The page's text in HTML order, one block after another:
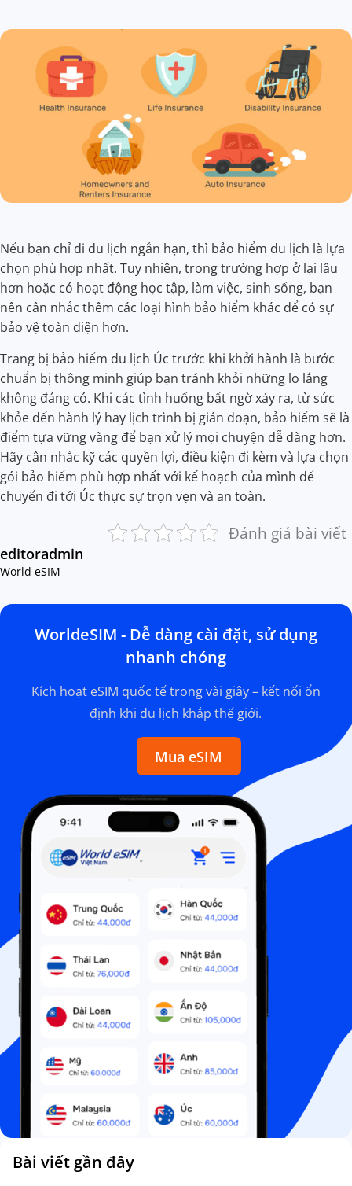
Nếu bạn chỉ đi du lịch ngắn hạn, thì bảo hiểm du lịch là lựa
chọn phù hợp nhất. Tuy nhiên, trong trường hợp ở lại lâu
hơn hoặc có hoạt động học tập, làm việc, sinh sống, bạn
nên cân nhắc thêm các loại hình bảo hiểm khác để có sự
bảo vệ toàn diện hơn.
Trang bị bảo hiểm du lịch Úc trước khi khởi hành là bước
chuẩn bị thông minh giúp bạn tránh khỏi những lo lắng
không đáng có. Khi các tình huống bất ngờ xảy ra, từ sức
khỏe đến hành lý hay lịch trình bị gián đoạn, bảo hiểm sẽ là
điểm tựa vững vàng để bạn xử lý mọi chuyện dễ dàng hơn.
Hãy cân nhắc kỹ các quyền lợi, điều kiện đi kèm và lựa chọn
gói bảo hiểm phù hợp nhất với kế hoạch của mình để
chuyến đi tới Úc thực sự trọn vẹn và an toàn.
Đánh giá bài viết
editoradmin
World eSIM
WorldeSIM - Dễ dàng cài đặt, sử dụng
nhanh chóng
Kích hoạt eSIM quốc tế trong vài giây – kết nối ổn
định khi du lịch khắp thế giới.
Mua eSIM
Bài viết gần đây